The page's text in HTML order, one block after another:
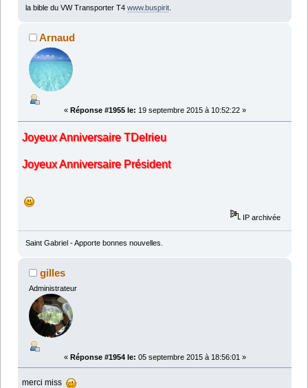
la bible du VW Transporter T4 www.buspirit.
Arnaud
« Réponse #1955 le: 19 septembre 2015 à 10:52:22 »
Joyeux Anniversaire TDelrieu
Joyeux Anniversaire Président
IP archivée
Saint Gabriel - Apporte bonnes nouvelles.
gilles
Administrateur
« Réponse #1954 le: 05 septembre 2015 à 18:56:01 »
merci miss